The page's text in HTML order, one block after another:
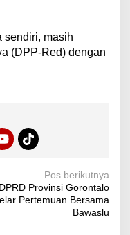
sendiri, masih
(DPP-Red) dengan
Pos berikutnya
DPRD Provinsi Gorontalo
Pertemuan Bersama
Bawaslu